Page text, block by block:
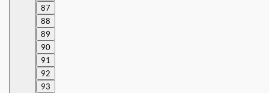
87
88
89
90
91
92
93